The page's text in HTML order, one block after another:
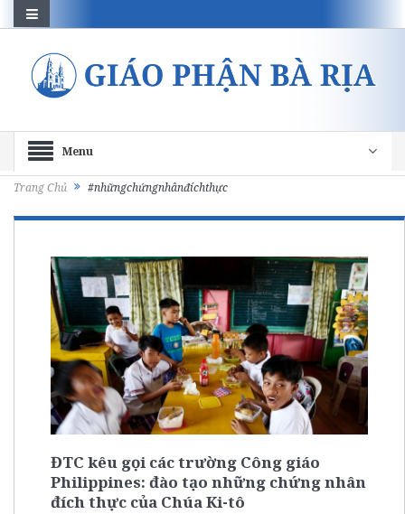
Menu
Trang Chủ #nhữngchứngnhânđíchthực
ĐTC kêu gọi các trường Công giáo
Philippines: đào tạo những chứng nhân
đích thực của Chúa Ki-tô